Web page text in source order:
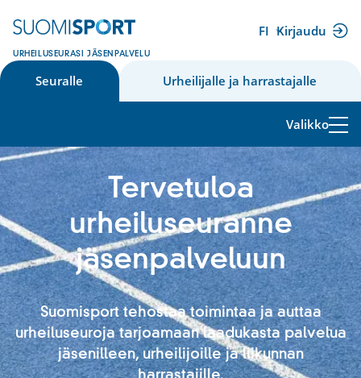
sisältöön
URHEILUSEURASI JÄSENPALVELU
FI Kirjaudu
(ulkoinen
Seuralle
Urheilijalle ja harrastajalle
Valikko
Tervetuloa
urheiluseuranne
jäsenpalveluun
Suomisport tehostaa toimintaa ja auttaa
urheiluseuroja tarjoamaan laadukasta palvelua
jäsenilleen, urheilijoille ja liikunnan